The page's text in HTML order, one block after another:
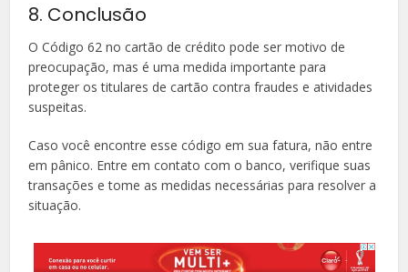
8. Conclusão
O Código 62 no cartão de crédito pode ser motivo de
preocupação, mas é uma medida importante para
proteger os titulares de cartão contra fraudes e atividades
suspeitas.
Caso você encontre esse código em sua fatura, não entre
em pânico. Entre em contato com o banco, verifique suas
transações e tome as medidas necessárias para resolver a
situação.